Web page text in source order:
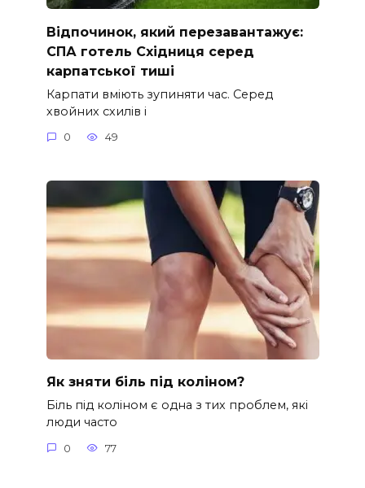
Відпочинок, який перезавантажує:
СПА готель Східниця серед
карпатської тиші
Карпати вміють зупиняти час. Серед
хвойних схилів і
0 49
Як зняти біль під коліном?
Біль під коліном є одна з тих проблем, які
люди часто
0 77